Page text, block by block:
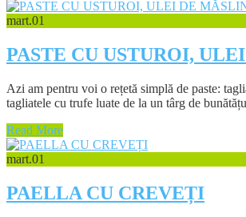
mart.01
PASTE CU USTUROI,
Azi am pentru voi o rețetă simplă de paste:
tagliatele cu trufe luate de la un târg de
Read More
mart.01
PAELLA CU CREVEȚI